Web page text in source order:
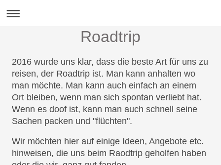
Roadtrip
2016 wurde uns klar, dass die beste Art für uns zu
reisen, der Roadtrip ist. Man kann anhalten wo
man möchte. Man kann auch einfach an einem
Ort bleiben, wenn man sich spontan verliebt hat.
Wenn es doof ist, kann man auch schnell seine
Sachen packen und "flüchten".
Wir möchten hier auf einige Ideen, Angebote etc.
hinweisen, die uns beim Raodtrip geholfen haben